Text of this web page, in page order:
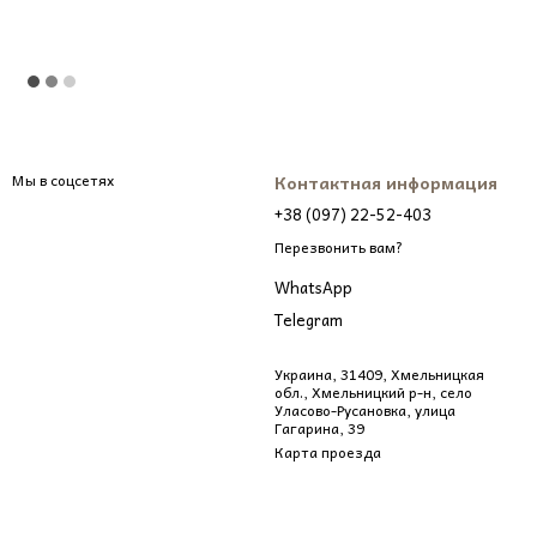
Мы в соцсетях Контактная информация
+38 (097) 22-52-403
Перезвонить вам?
WhatsApp
Telegram
Украина, 31409, Хмельницкая
обл., Хмельницкий р-н, село
Уласово-Русановка, улица
Гагарина, 39
Карта проезда